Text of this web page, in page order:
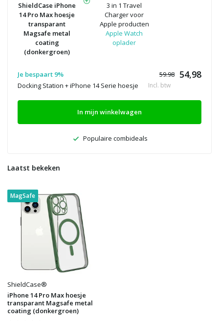
ShieldCase iPhone
14 Pro Max hoesje
transparant
Magsafe metal
coating
(donkergroen)
3 in 1 Travel
Charger voor
Apple producten
Apple Watch
oplader
Je bespaart 9% 59.98 54,98
Docking Station + iPhone 14 Serie hoesje Incl. btw
In mijn winkelwagen
Populaire combideals
Laatst bekeken
MagSafe
ShieldCase®
iPhone 14 Pro Max hoesje
transparant Magsafe metal
coating (donkergroen)